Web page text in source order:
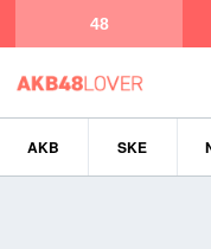
48
AKB SKE